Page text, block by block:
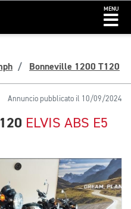
MENU
Bonneville 1200 T120
Annuncio pubblicato il 10/09/2024
ELVIS ABS E5